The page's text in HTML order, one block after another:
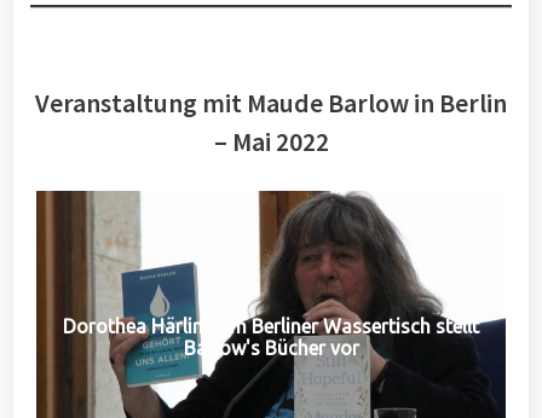
Veranstaltung mit Maude Barlow in Berlin
– Mai 2022
Dorothea Härlin vom Berliner Wassertisch stellt
Barlow's Bücher vor